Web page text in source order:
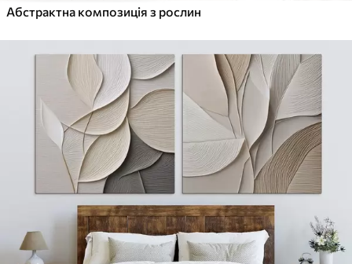
Абстрактна композиція з рослин